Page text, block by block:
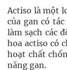
Actiso là một
của gan có
làm sạch các
hoa actiso có
hoạt chất
năng gan.